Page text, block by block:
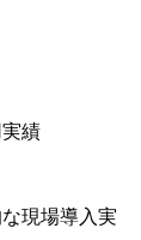
績
現場導入実